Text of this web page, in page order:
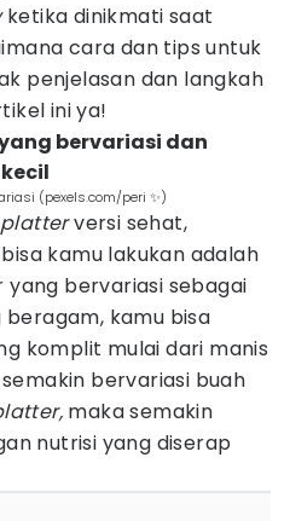
ketika dinikmati saat
cara dan tips untuk
penjelasan dan langkah
ini ya!
bervariasi dan
(pexels.com/peri ✨)
platterversi sehat,
kamu lakukan adalah
yang bervariasi sebagai
beragam, kamu bisa
komplit mulai dari manis
bervariasi buah
maka semakin
nutrisi yang diserap